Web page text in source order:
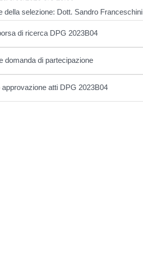
della selezione: Dott. Sandro Franceschini
di ricerca DPG 2023B04
domanda di partecipazione
approvazione atti DPG 2023B04